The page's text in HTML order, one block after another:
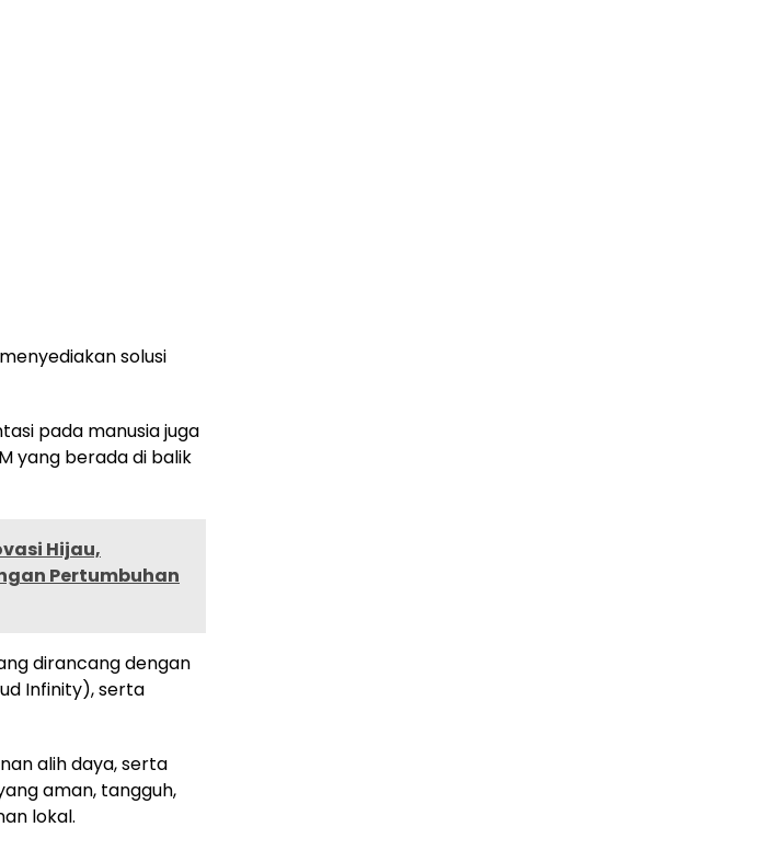
solusi
pada manusia juga
yang berada di balik
Hijau,
Pertumbuhan
dirancang dengan
Infinity), serta
alih daya, serta
aman, tangguh,
lokal.